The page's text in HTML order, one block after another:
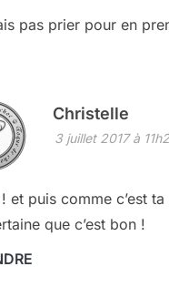
pas prier pour en
Christelle
3 juillet 2017 à
et puis comme c’est
que c’est bon !